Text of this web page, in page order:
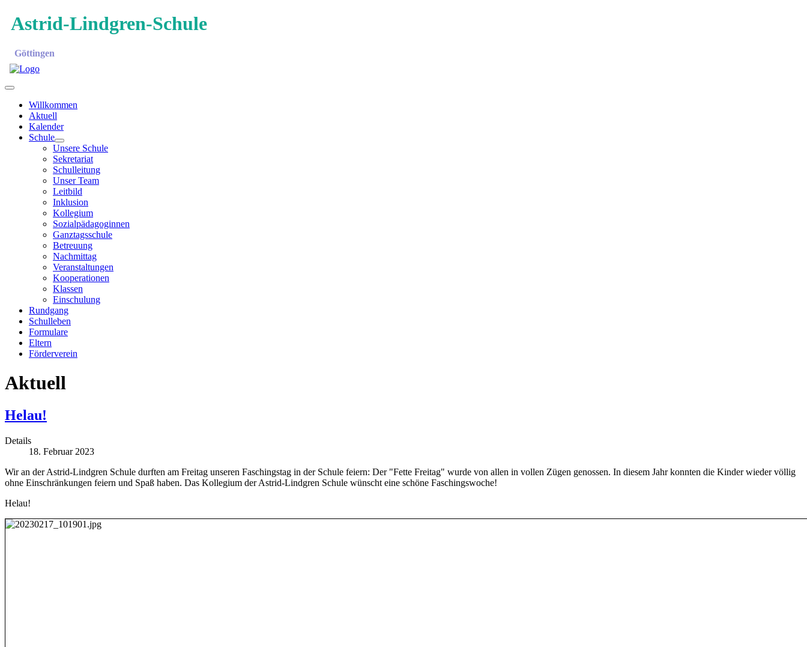
Astrid-Lindgren-Schule
Göttingen
Willkommen
Aktuell
Kalender
Schule
Unsere Schule
Sekretariat
Schulleitung
Unser Team
Leitbild
Inklusion
Kollegium
Sozialpädagoginnen
Ganztagsschule
Betreuung
Nachmittag
Veranstaltungen
Kooperationen
Klassen
Einschulung
Rundgang
Schulleben
Formulare
Eltern
Förderverein
Aktuell
Helau!
Details
18. Februar 2023
Wir an der Astrid-Lindgren Schule durften am Freitag unseren Faschingstag in der Schule feiern: Der "Fette Freitag" wurde von allen in vollen Zügen genossen. In diesem Jahr konnten die Kinder wieder völlig
ohne Einschränkungen feiern und Spaß haben. Das Kollegium der Astrid-Lindgren Schule wünscht eine schöne Faschingswoche!
Helau!